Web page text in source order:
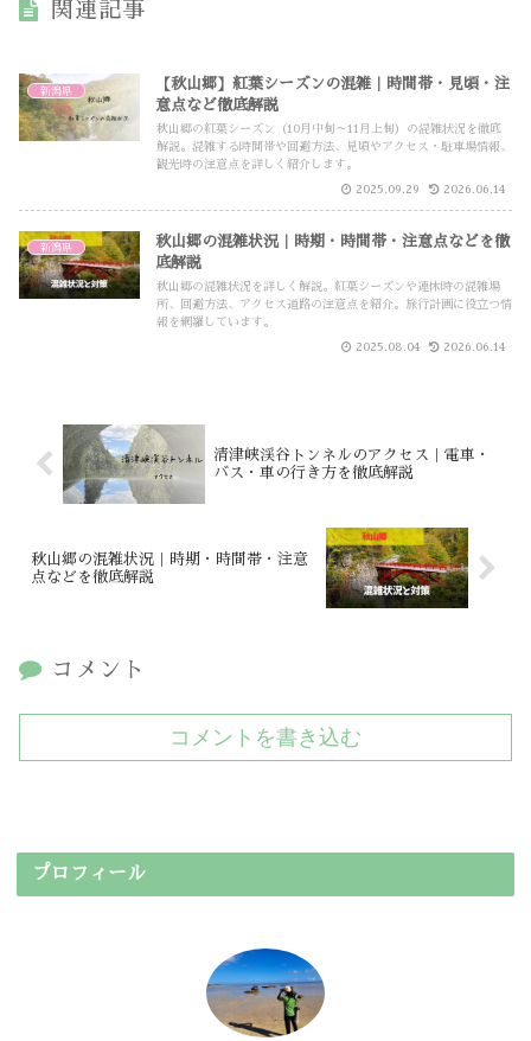
関連記事
新潟県
【秋山郷】紅葉シーズンの混雑｜時間帯・見頃・注
意点など徹底解説
秋山郷の紅葉シーズン（10月中旬～11月上旬）の混雑状況を徹底
解説。混雑する時間帯や回避方法、見頃やアクセス・駐車場情報、
観光時の注意点を詳しく紹介します。
2025.09.29 2026.06.14
新潟県
秋山郷の混雑状況｜時期・時間帯・注意点などを徹
底解説
秋山郷の混雑状況を詳しく解説。紅葉シーズンや連休時の混雑場
所、回避方法、アクセス道路の注意点を紹介。旅行計画に役立つ情
報を網羅しています。
2025.08.04 2026.06.14
清津峡渓谷トンネルのアクセス｜電車・
バス・車の行き方を徹底解説
秋山郷の混雑状況｜時期・時間帯・注意
点などを徹底解説
コメント
コメントを書き込む
プロフィール